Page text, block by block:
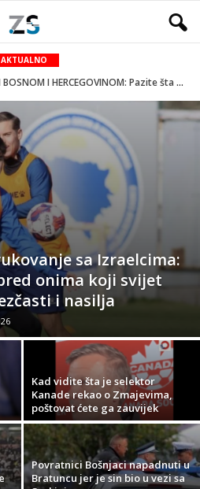
AKTUALNO
AUSTRIJSKI MEDIJI ODUŠEVLJENI BOSNOM I HERCEGOVINOM: Pazite šta su napisali o plasmanu naše reprezentacije na Mundijal
sa Izraelcima:
onima koji svijet
i nasilja
Kad vidite šta je selektor
Kanade rekao o Zmajevima,
poštovat ćete ga zauvijek
Povratnici Bošnjaci napadnuti u
Bratuncu jer je sin bio u vezi sa